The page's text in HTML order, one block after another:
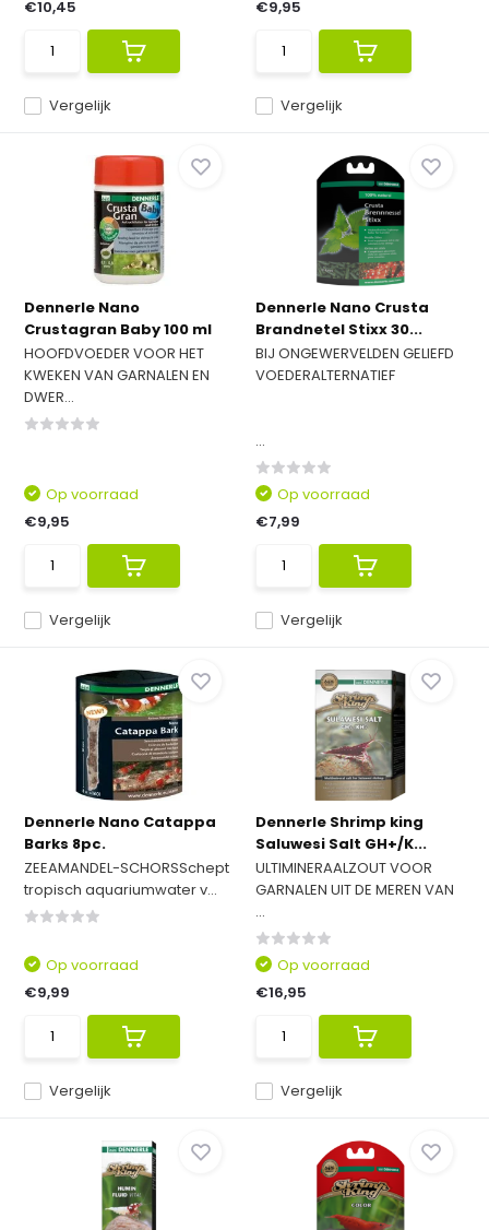
Vergelijk
€10,45
Vergelijk
€9,95
Dennerle Nano
Crustagran Baby 100 ml
HOOFDVOEDER VOOR HET
KWEKEN VAN GARNALEN EN
DWER...
Vergelijk
Op voorraad
€9,95
Dennerle Nano Crusta
Brandnetel Stixx 30...
BIJ ONGEWERVELDEN GELIEFD
VOEDERALTERNATIEF
...
Vergelijk
Op voorraad
€7,99
Dennerle Nano Catappa
Barks 8pc.
ZEEAMANDEL-SCHORSSchept
tropisch aquariumwater v...
Vergelijk
Op voorraad
€9,99
Dennerle Shrimp king
Saluwesi Salt GH+/K...
ULTIMINERAALZOUT VOOR
GARNALEN UIT DE MEREN VAN
...
Vergelijk
Op voorraad
€16,95